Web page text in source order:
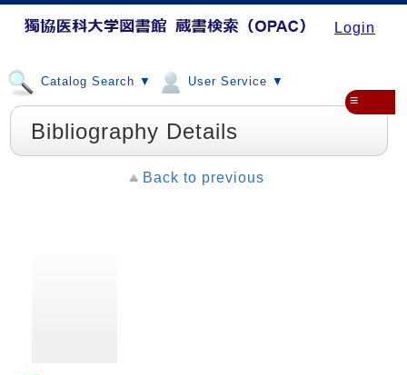
Login
Catalog Search ▼ User Service ▼
≡
Bibliography Details
Back to previous